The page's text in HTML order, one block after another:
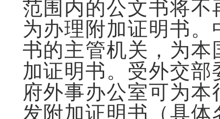
范围内的公文书将
为办理附加证明书
书的主管机关，为
加证明书。受外交
府外事办公室可为
发附加证明书（具